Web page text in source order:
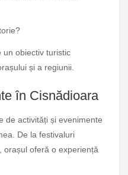
un obiectiv turistic
și a regiunii.
în Cisnădioara
de activități și evenimente
De la festivaluri
orașul oferă o experiență